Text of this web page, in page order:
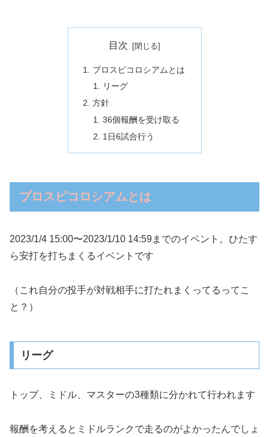
目次
プロスピコロシアムとは
リーグ
方針
36個報酬を受け取る
1日6試合行う
プロスピコロシアムとは
2023/1/4 15:00〜2023/1/10 14:59までのイベント。ひたす
ら安打を打ちまくるイベントです
（これ自分の投手が対戦相手に打たれまくってるってこ
と？）
リーグ
トップ、ミドル、マスターの3種類に分かれて行われます
報酬を考えるとミドルランクで走るのがよかったんでしょ